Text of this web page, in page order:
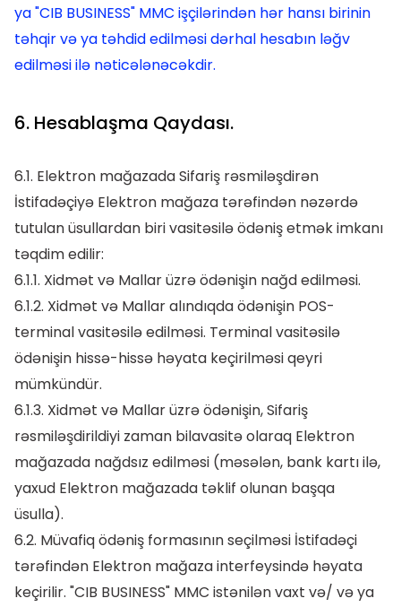
ya "CIB BUSINESS" MMC işçilərindən hər hansı birinin
təhqir və ya təhdid edilməsi dərhal hesabın ləğv
edilməsi ilə nəticələnəcəkdir.
6. Hesablaşma Qaydası.
6.1. Elektron mağazada Sifariş rəsmiləşdirən
İstifadəçiyə Elektron mağaza tərəfindən nəzərdə
tutulan üsullardan biri vasitəsilə ödəniş etmək imkanı
təqdim edilir:
6.1.1. Xidmət və Mallar üzrə ödənişin nağd edilməsi.
6.1.2. Xidmət və Mallar alındıqda ödənişin POS-
terminal vasitəsilə edilməsi. Terminal vasitəsilə
ödənişin hissə-hissə həyata keçirilməsi qeyri
mümkündür.
6.1.3. Xidmət və Mallar üzrə ödənişin, Sifariş
rəsmiləşdirildiyi zaman bilavasitə olaraq Elektron
mağazada nağdsız edilməsi (məsələn, bank kartı ilə,
yaxud Elektron mağazada təklif olunan başqa
üsulla).
6.2. Müvafiq ödəniş formasının seçilməsi İstifadəçi
tərəfindən Elektron mağaza interfeysində həyata
keçirilir. "CIB BUSINESS" MMC istənilən vaxt və/ və ya